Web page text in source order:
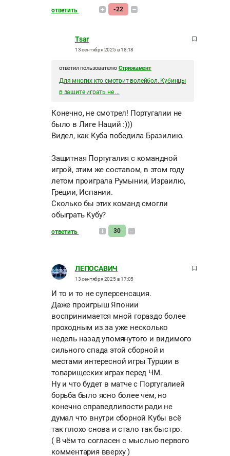
ответить -22
Tsar
13 сентября 2025 в 18:18
ответил пользователю Стрижамент
Для многих кто смотрит волейбол. Кубинцы
в защите играть не ...
Конечно, не смотрел! Португалии не
было в Лиге Наций :)))
Видел, как Куба победила Бразилию.
Защитная Португалия с командной
игрой, этим же составом, в этом году
летом проиграла Румынии, Израилю,
Греции, Испании.
Сколько бы этих команд смогли
обыграть Кубу?
ответить 30
ЛЕПОСАВИЧ
13 сентября 2025 в 17:05
И то и то не суперсенсация.
Даже проигрыш Японии
воспринимается мной гораздо более
проходным из за уже несколько
недель назад упомянутого и видимого
сильного спада этой сборной и
местами интересной игры Турции в
товарищеских играх перед ЧМ.
Ну и что будет в матче с Португалией
борьба было ясно более чем, но
конечно справедливости ради не
думал что внутри сборной Кубы всё
так плохо снова и стало так быстро.
( В чём то согласен с мыслью первого
комментария вверху )